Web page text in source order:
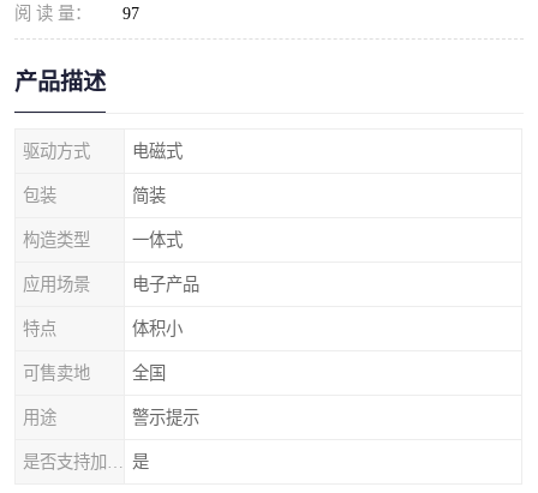
阅 读 量： 97
产品描述
驱动方式 电磁式
包装 简装
构造类型 一体式
应用场景 电子产品
特点 体积小
可售卖地 全国
用途 警示提示
是